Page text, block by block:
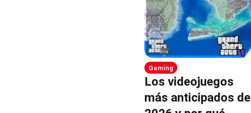
Gaming
Los videojuegos
más anticipados de